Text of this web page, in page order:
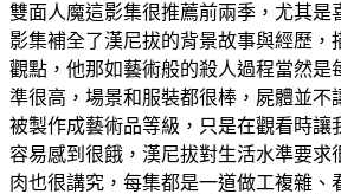
雙面人魔這影集很推薦前兩季，尤其是
影集補全了漢尼拔的背景故事與經歷，
觀點，他那如藝術般的殺人過程當然是
準很高，場景和服裝都很棒，屍體並不
被製作成藝術品等級，只是在觀看時讓
容易感到很餓，漢尼拔對生活水準要求
肉也很講究，每集都是一道做工複雜、